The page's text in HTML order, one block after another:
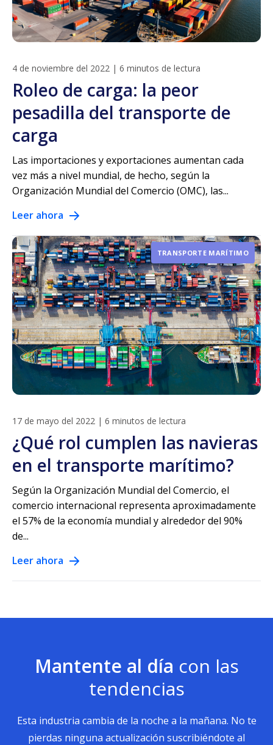
4 de noviembre del 2022 | 6 minutos de lectura
Roleo de carga: la peor
pesadilla del transporte de
carga
Las importaciones y exportaciones aumentan cada
vez más a nivel mundial, de hecho, según la
Organización Mundial del Comercio (OMC), las...
Leer ahora
TRANSPORTE MARÍTIMO
17 de mayo del 2022 | 6 minutos de lectura
¿Qué rol cumplen las navieras
en el transporte marítimo?
Según la Organización Mundial del Comercio, el
comercio internacional representa aproximadamente
el 57% de la economía mundial y alrededor del 90%
de...
Leer ahora
Mantente al día con las
tendencias
Esta industria cambia de la noche a la mañana. No te
pierdas ninguna actualización suscribiéndote al